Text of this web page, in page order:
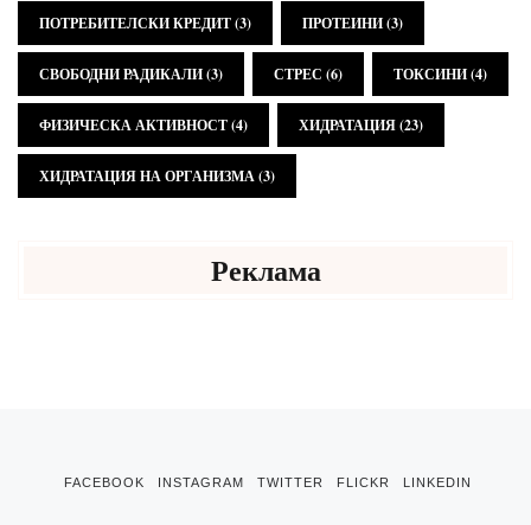
ПОТРЕБИТЕЛСКИ КРЕДИТ(3) ПРОТЕИНИ(3)
СВОБОДНИ РАДИКАЛИ(3) СТРЕС (6) ТОКСИНИ(4)
ФИЗИЧЕСКА АКТИВНОСТ(4) ХИДРАТАЦИЯ(23)
ХИДРАТАЦИЯ НА ОРГАНИЗМА(3)
Реклама
FACEBOOK INSTAGRAM TWITTER FLICKR LINKEDIN